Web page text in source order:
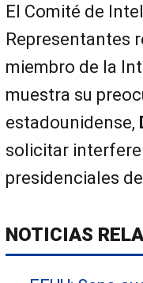
El Comité de
Representantes
miembro de la
muestra su
estadounidense,
solicitar
presidenciales
NOTICIAS